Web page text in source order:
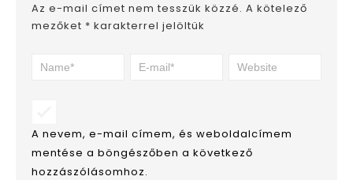
Az e-mail címet nem tesszük közzé. A kötelező
mezőket * karakterrel jelöltük
A nevem, e-mail címem, és weboldalcímem
mentése a böngészőben a következő
hozzászólásomhoz.